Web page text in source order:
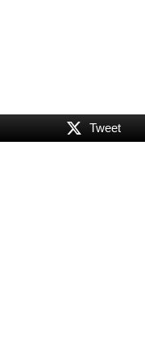
Tweet